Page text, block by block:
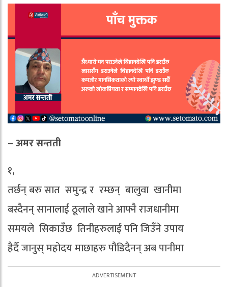
– अमर सन्तती
१,
तर्छन् बरु सात समुन्द्र र रम्छन् बालुवा खानीमा
बस्दैनन् सानालाई ठूलाले खाने आफ्नै राजधानीमा
समयले सिकाउँछ तिनीहरुलाई पनि जिउँने उपाय
हैर्दै जानुस् महोदय माछाहरु पौडिदैनन् अब पानीमा